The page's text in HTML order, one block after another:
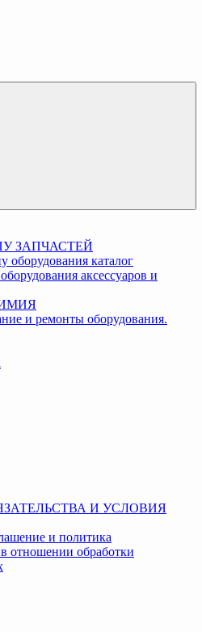
ЗАПЧАСТЕЙ
оборудования каталог
аксессуаров и
и ремонты оборудования.
И УСЛОВИЯ
и политика
отношении обработки